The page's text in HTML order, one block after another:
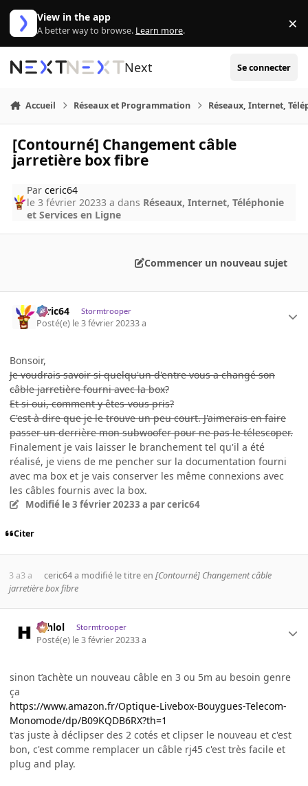
Aller au contenu
View in the app
A better way to browse. Learn more. ×
Next Se connecter
Accueil Réseaux et Programmation Réseaux, Internet,
[Contourné] Changement câble
jarretière box fibre
Parceric64
le 3 février 20233 a dans Réseaux, Internet, Téléphonie
et Services en Ligne
Commencer un nouveau sujet
ceric64 Stormtrooper
Posté(e) le 3 février 20233 a
Bonsoir,
Je voudrais savoir si quelqu'un d'entre vous a changé son
câble jarretière fourni avec la box?
Et si oui, comment y êtes-vous pris?
C'est à dire que je le trouve un peu court. J'aimerais en faire
passer un derrière mon subwoofer pour ne pas le télescoper.
Finalement je vais laisser le branchement tel qu'il a été
réalisé, je viens de me pencher sur la documentation fourni
avec ma box et je vais conserver les même connexions avec
les câbles fournis avec la box.
Modifié le 3 février 20233 a par ceric64
Citer
3 a3 a ceric64a modifié le titre en [Contourné] Changement câble
jarretière box fibre
ashlol Stormtrooper
Posté(e) le 3 février 20233 a
sinon t’achète un nouveau câble en 3 ou 5m au besoin genre
ça
https://www.amazon.fr/Optique-Livebox-Bouygues-Telecom-
Monomode/dp/B09KQDB6RX?th=1
t'as juste à déclipser des 2 cotés et clipser le nouveau et c'est
bon, c'est comme remplacer un câble rj45 c'est très facile et
plug and play.